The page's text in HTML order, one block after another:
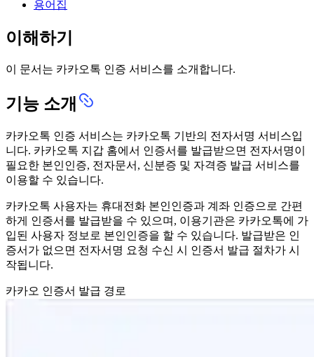
용어집
이해하기
이 문서는 카카오톡 인증 서비스를 소개합니다.
기능 소개
카카오톡 인증 서비스는 카카오톡 기반의 전자서명 서비스입
니다. 카카오톡 지갑 홈에서 인증서를 발급받으면 전자서명이
필요한 본인인증, 전자문서, 신분증 및 자격증 발급 서비스를
이용할 수 있습니다.
카카오톡 사용자는 휴대전화 본인인증과 계좌 인증으로 간편
하게 인증서를 발급받을 수 있으며, 이용기관은 카카오톡에 가
입된 사용자 정보로 본인인증을 할 수 있습니다. 발급받은 인
증서가 없으면 전자서명 요청 수신 시 인증서 발급 절차가 시
작됩니다.
카카오 인증서 발급 경로